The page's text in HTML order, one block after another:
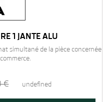
1 JANTE ALU
simultané de la pièce concernée
€ undefined